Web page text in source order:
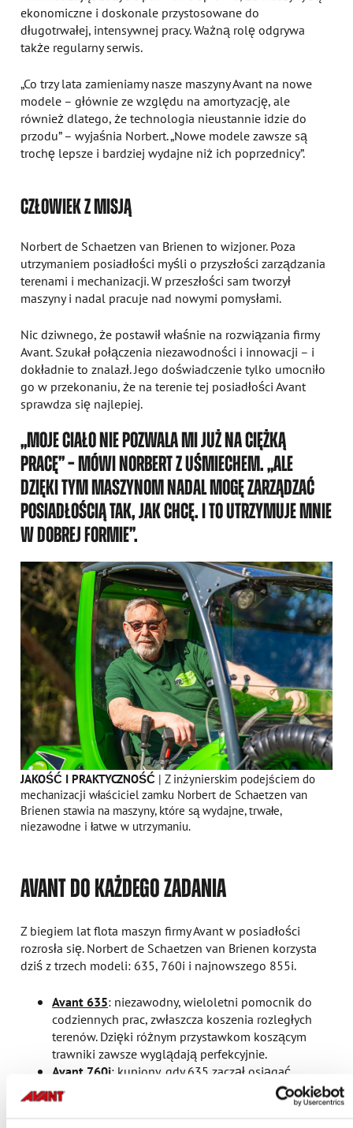
ekonomiczne i doskonale przystosowane do
długotrwałej, intensywnej pracy. Ważną rolę odgrywa
także regularny serwis.
„Co trzy lata zamieniamy nasze maszyny Avant na nowe
modele – głównie ze względu na amortyzację, ale
również dlatego, że technologia nieustannie idzie do
przodu” – wyjaśnia Norbert. „Nowe modele zawsze są
trochę lepsze i bardziej wydajne niż ich poprzednicy”.
CZŁOWIEK Z MISJĄ
Norbert de Schaetzen van Brienen to wizjoner. Poza
utrzymaniem posiadłości myśli o przyszłości zarządzania
terenami i mechanizacji. W przeszłości sam tworzył
maszyny i nadal pracuje nad nowymi pomysłami.
Nic dziwnego, że postawił właśnie na rozwiązania firmy
Avant. Szukał połączenia niezawodności i innowacji – i
dokładnie to znalazł. Jego doświadczenie tylko umocniło
go w przekonaniu, że na terenie tej posiadłości Avant
sprawdza się najlepiej.
„MOJE CIAŁO NIE POZWALA MI JUŻ NA CIĘŻKĄ
PRACĘ” – MÓWI NORBERT Z UŚMIECHEM. „ALE
DZIĘKI TYM MASZYNOM NADAL MOGĘ ZARZĄDZAĆ
POSIADŁOŚCIĄ TAK, JAK CHCĘ. I TO UTRZYMUJE MNIE
W DOBREJ FORMIE”.
JAKOŚĆ I PRAKTYCZNOŚĆ | Z inżynierskim podejściem do
mechanizacji właściciel zamku Norbert de Schaetzen van
Brienen stawia na maszyny, które są wydajne, trwałe,
niezawodne i łatwe w utrzymaniu.
AVANT DO KAŻDEGO ZADANIA
Z biegiem lat flota maszyn firmy Avant w posiadłości
rozrosła się. Norbert de Schaetzen van Brienen korzysta
dziś z trzech modeli: 635, 760i i najnowszego 855i.
Avant 635: niezawodny, wieloletni pomocnik do
codziennych prac, zwłaszcza koszenia rozległych
terenów. Dzięki różnym przystawkom koszącym
trawniki zawsze wyglądają perfekcyjnie.
Avant 760i: kupiony, gdy 635 zaczął osiągać
granice swoich możliwości. Większa stabilność i
moc okazały się nieocenione przy przycinaniu